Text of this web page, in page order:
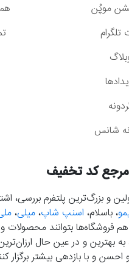
موپُن
تلگرام
شانس
کد تخفیف
و بزرگ‌ترین پلتفرم بررسی،
، باسلام، اسنپ شاپ، میلی،
فروشگاه‌ها بتوانند محصولات
بهترین و در عین حال
احسن و با بازدهی بیشتر برگزار